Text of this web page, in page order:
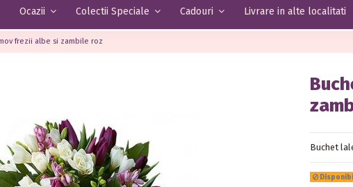
Ocazii Colectii Speciale Cadouri Livrare in alte localitati
frezii albe si zambile roz
Buchet